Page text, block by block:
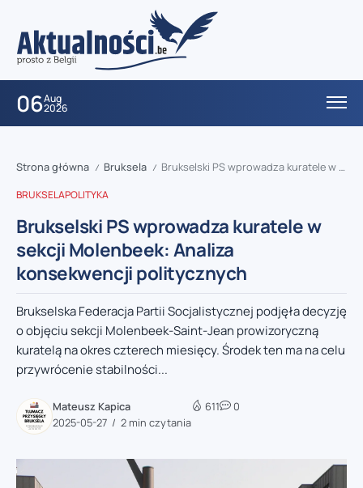
06Aug
2026
Strona główna / Bruksela / Brukselski PS wprowadza kuratele w sekcji Molenbeek: Analiza konsekwencji politycznych
BRUKSELAPOLITYKA
Brukselski PS wprowadza kuratele w
sekcji Molenbeek: Analiza
konsekwencji politycznych
Brukselska Federacja Partii Socjalistycznej podjęła decyzję
o objęciu sekcji Molenbeek-Saint-Jean prowizoryczną
kuratelą na okres czterech miesięcy. Środek ten ma na celu
przywrócenie stabilności...
Mateusz Kapica
2025-05-27
2 min czytania
611 0